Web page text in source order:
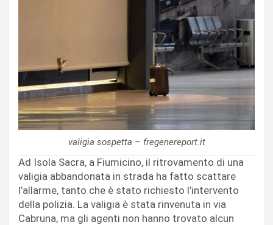
valigia sospetta – fregenereport.it
Ad Isola Sacra, a Fiumicino, il ritrovamento di una
valigia abbandonata in strada ha fatto scattare
l’allarme, tanto che è stato richiesto l’intervento
della polizia. La valigia è stata rinvenuta in via
Cabruna, ma gli agenti non hanno trovato alcun